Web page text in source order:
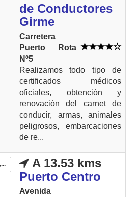
de Conductores
Girme
Carretera
Puerto Rota
Nº5
Realizamos todo tipo de
certificados médicos
oficiales, obtención y
renovación del carnet de
conducir, armas, animales
peligrosos, embarcaciones
de re...
A 13.53 kms
Puerto Centro
Avenida